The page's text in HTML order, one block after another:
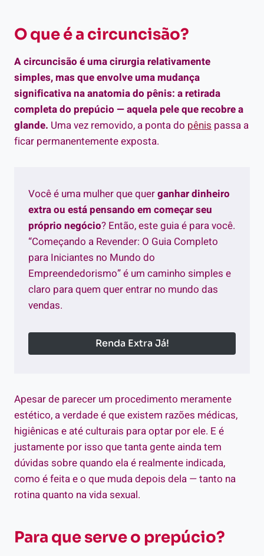
O que é a circuncisão?
A circuncisão é uma cirurgia relativamente
simples, mas que envolve uma mudança
significativa na anatomia do pênis: a retirada
completa do prepúcio — aquela pele que recobre a
glande. Uma vez removido, a ponta do pênis passa a
ficar permanentemente exposta.
Você é uma mulher que querganhar dinheiro
extra ou está pensando em começar seu
próprio negócio? Então, este guia é para você.
“Começando a Revender: O Guia Completo
para Iniciantes no Mundo do
Empreendedorismo” é um caminho simples e
claro para quem quer entrar no mundo das
vendas.
Renda Extra Já!
Apesar de parecer um procedimento meramente
estético, a verdade é que existem razões médicas,
higiênicas e até culturais para optar por ele. E é
justamente por isso que tanta gente ainda tem
dúvidas sobre quando ela é realmente indicada,
como é feita e o que muda depois dela — tanto na
rotina quanto na vida sexual.
Para que serve o prepúcio?